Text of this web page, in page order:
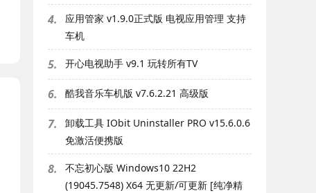
4.
应用管家 v1.9.0正式版 电视应用管理 支持
车机
5. 开心电视助手 v9.1 玩转所有TV
6. 酷我音乐车机版 v7.6.2.21 高级版
7.
卸载工具 IObit Uninstaller PRO v15.6.0.6
免激活便携版
8.
不忘初心版 Windows10 22H2
(19045.7548) X64 无更新/可更新 [纯净精